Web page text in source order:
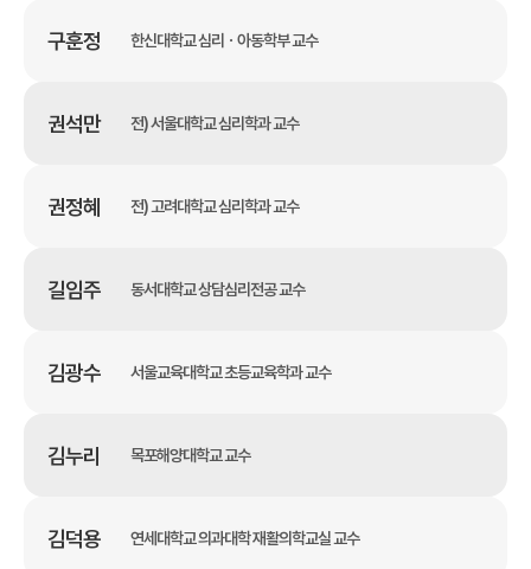
구훈정 한신대학교 심리ㆍ아동학부 교수
권석만 전) 서울대학교 심리학과 교수
권정혜 전) 고려대학교 심리학과 교수
길임주 동서대학교 상담심리전공 교수
김광수 서울교육대학교 초등교육학과 교수
김누리 목포해양대학교 교수
김덕용 연세대학교 의과대학 재활의학교실 교수